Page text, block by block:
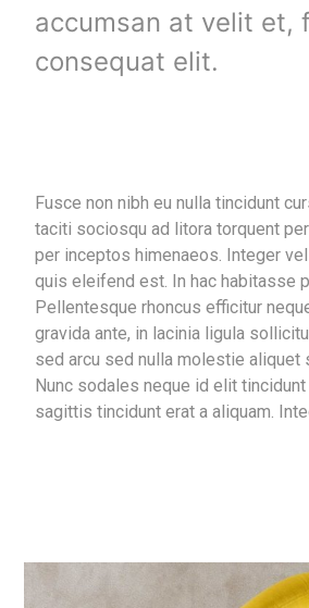
accumsan at velit et,
consequat elit.
Fusce non nibh eu nulla tincidunt
taciti sociosqu ad litora torquent
per inceptos himenaeos. Integer
quis eleifend est. In hac habitasse
Pellentesque rhoncus efficitur
gravida ante, in lacinia ligula
sed arcu sed nulla molestie aliquet
Nunc sodales neque id elit tincidunt
sagittis tincidunt erat a aliquam.